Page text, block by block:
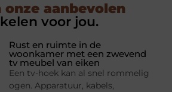
onze aanbevolen
voor jou.
Rust en ruimte in de
woonkamer met een zwevend
tv meubel van eiken
Een tv-hoek kan al snel rommelig
ogen. Apparatuur, kabels,